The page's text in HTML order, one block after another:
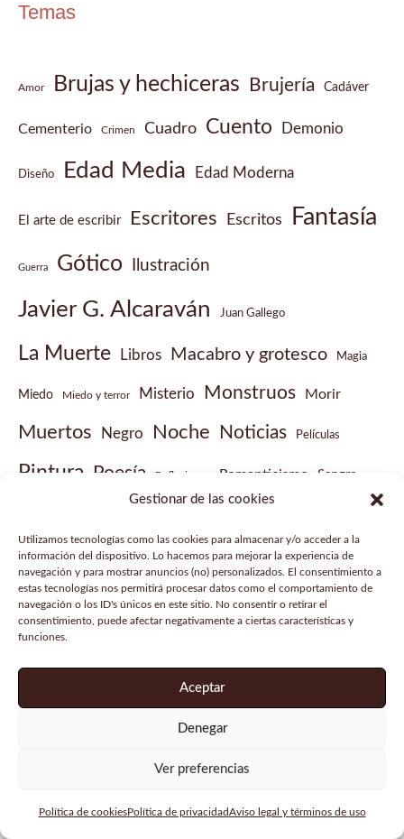
Gestionar de las cookies
Utilizamos tecnologías como las cookies para almacenar y/o acceder a la
información del dispositivo. Lo hacemos para mejorar la experiencia de
navegación y para mostrar anuncios (no) personalizados. El consentimiento a
estas tecnologías nos permitirá procesar datos como el comportamiento de
navegación o los ID's únicos en este sitio. No consentir o retirar el
consentimiento, puede afectar negativamente a ciertas características y
funciones.
Aceptar
Denegar
Ver preferencias
Política de cookiesPolítica de privacidadAviso legal y términos de uso
Temas
Amor Brujas y hechiceras Brujería Cadáver
Cementerio Crimen Cuadro Cuento Demonio
Diseño Edad Media Edad Moderna
El arte de escribir Escritores Escritos Fantasía
Guerra Gótico Ilustración
Javier G. Alcaraván Juan Gallego
La Muerte Libros Macabro y grotesco Magia
Miedo Miedo y terror Misterio Monstruos Morir
Muertos Negro Noche Noticias Películas
Pintura Poesía Reflexiones Romanticismo Sangre
Vídeo musical
Política de cookies
Copyright © 2026 Gabinete de historias curiosas |